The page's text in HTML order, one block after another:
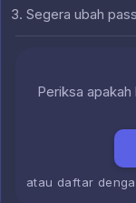
Segera ubah
Periksa
atau daftar